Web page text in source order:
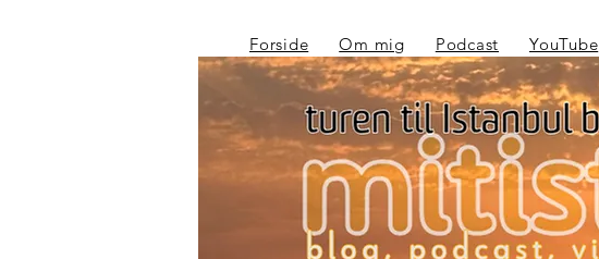
Forside Om mig Podcast YouTube